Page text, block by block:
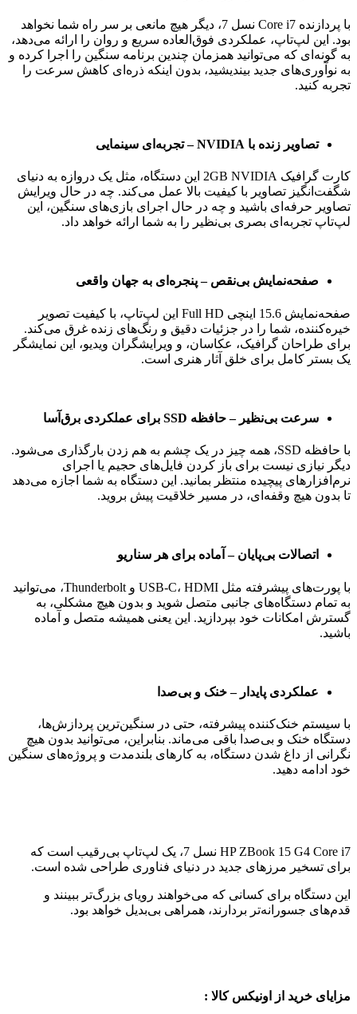
با پردازنده Core i7 نسل 7، دیگر هیچ مانعی بر سر راه شما نخواهد
بود. این لپ‌تاپ، عملکردی فوق‌العاده سریع و روان را ارائه می‌دهد،
به گونه‌ای که می‌توانید همزمان چندین برنامه سنگین را اجرا کرده و
به نوآوری‌های جدید بیندیشید، بدون اینکه ذره‌ای کاهش سرعت را
تجربه کنید.
تصاویر زنده با NVIDIA – تجربه‌ای سینمایی
کارت گرافیک 2GB NVIDIA این دستگاه، مثل یک دروازه به دنیای
شگفت‌انگیز تصاویر با کیفیت بالا عمل می‌کند. چه در حال ویرایش
تصاویر حرفه‌ای باشید و چه در حال اجرای بازی‌های سنگین، این
لپ‌تاپ تجربه‌ای بصری بی‌نظیر را به شما ارائه خواهد داد.
صفحه‌نمایش بی‌نقص – پنجره‌ای به جهان واقعی
صفحه‌نمایش 15.6 اینچی Full HD این لپ‌تاپ، با کیفیت تصویر
خیره‌کننده، شما را در جزئیات دقیق و رنگ‌های زنده غرق می‌کند.
برای طراحان گرافیک، عکاسان، و ویرایشگران ویدیو، این نمایشگر
یک بستر کامل برای خلق آثار هنری است.
سرعت بی‌نظیر – حافظه SSD برای عملکردی برق‌آسا
با حافظه SSD، همه چیز در یک چشم به هم زدن بارگذاری می‌شود.
دیگر نیازی نیست برای باز کردن فایل‌های حجیم یا اجرای
نرم‌افزارهای پیچیده منتظر بمانید. این دستگاه به شما اجازه می‌دهد
تا بدون هیچ وقفه‌ای، در مسیر خلاقیت پیش بروید.
اتصالات بی‌پایان – آماده برای هر سناریو
با پورت‌های پیشرفته مثل USB-C، HDMI و Thunderbolt، می‌توانید
به تمام دستگاه‌های جانبی متصل شوید و بدون هیچ مشکلی، به
گسترش امکانات خود بپردازید. این یعنی همیشه متصل و آماده
باشید.
عملکردی پایدار – خنک و بی‌صدا
با سیستم خنک‌کننده پیشرفته، حتی در سنگین‌ترین پردازش‌ها،
دستگاه خنک و بی‌صدا باقی می‌ماند. بنابراین، می‌توانید بدون هیچ
نگرانی از داغ شدن دستگاه، به کارهای بلندمدت و پروژه‌های سنگین
خود ادامه دهید.
HP ZBook 15 G4 Core i7 نسل 7، یک لپ‌تاپ بی‌رقیب است که
برای تسخیر مرزهای جدید در دنیای فناوری طراحی شده است.
این دستگاه برای کسانی که می‌خواهند رویای بزرگ‌تر ببینند و
قدم‌های جسورانه‌تر بردارند، همراهی بی‌بدیل خواهد بود.
مزایای خرید از اونیکس کالا :